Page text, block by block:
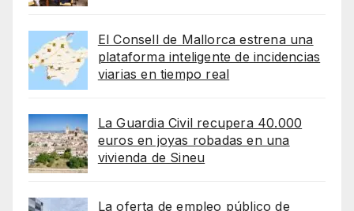
El Consell de Mallorca estrena una
plataforma inteligente de incidencias
viarias en tiempo real
La Guardia Civil recupera 40.000
euros en joyas robadas en una
vivienda de Sineu
La oferta de empleo público de